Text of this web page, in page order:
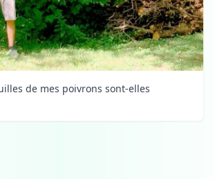
de mes poivrons sont-elles